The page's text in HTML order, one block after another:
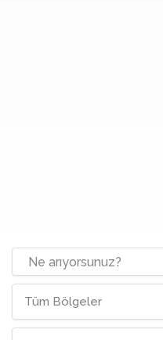
Tüm Bölgeler